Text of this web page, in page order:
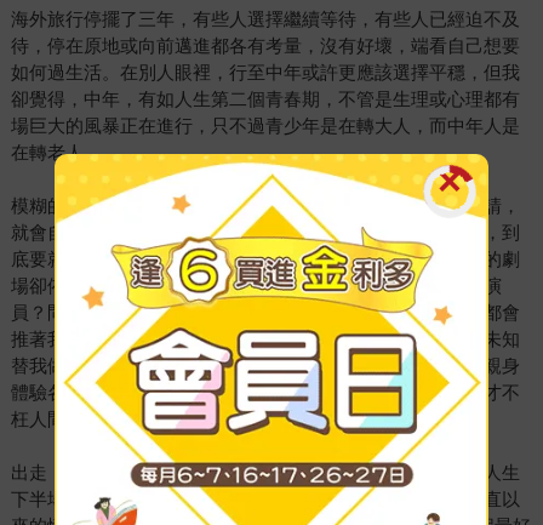
海外旅行停擺了三年，有些人選擇繼續等待，有些人已經迫不及
待，停在原地或向前邁進都各有考量，沒有好壞，端看自己想要
如何過生活。在別人眼裡，行至中年或許更應該選擇平穩，但我
卻覺得，中年，有如人生第二個青春期，不管是生理或心理都有
場巨大的風暴正在進行，只不過青少年是在轉大人，而中年人是
在轉老人。
模糊的視線、健忘的記憶、衰退的體力，「老化」不需要邀請，
就會自動上門。站在人生中間點，前半是過去，後半是未來，到
底要就此認命？還是繼續拚命？外在的環境逐漸冷清，內在的劇
場卻依然熱鬧，接下來要退位當觀眾？還是要繼續在台上當演
員？問題翻翻騰騰，答案反反覆覆。不管做不做決定，時間都會
推著我們向前，既然如此，我寧可自己做選擇，也不想留待未知
替我做取捨。我想當一個有衝勁但不衝動的中年人；我想要親身
體驗各地風情，親眼見識美麗風景，親自走過、留下足跡，才不
枉人間一場。
出走，絕對是預防生活褪色最好的辦法。於是，我開始盤點人生
下半場的待辦清單，心之所向，身之所往，到歐洲長住是一直以